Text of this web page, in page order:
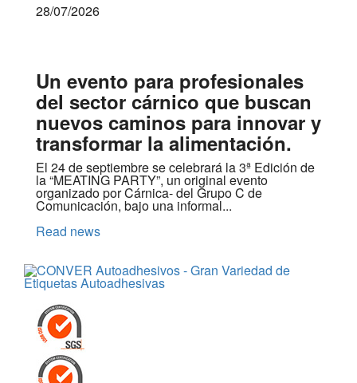
28/07/2026
Un evento para profesionales
del sector cárnico que buscan
nuevos caminos para innovar y
transformar la alimentación.
El 24 de septiembre se celebrará la 3ª Edición de
la “MEATING PARTY”, un original evento
organizado por Cárnica- del Grupo C de
Comunicación, bajo una informal...
Read news